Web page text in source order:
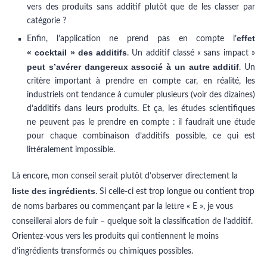
vers des produits sans additif plutôt que de les classer par
catégorie ?
Enfin, l’application ne prend pas en compte l’effet
« cocktail » des additifs. Un additif classé « sans impact »
peut s’avérer dangereux associé à un autre additif. Un
critère important à prendre en compte car, en réalité, les
industriels ont tendance à cumuler plusieurs (voir des dizaines)
d’additifs dans leurs produits. Et ça, les études scientifiques
ne peuvent pas le prendre en compte : il faudrait une étude
pour chaque combinaison d’additifs possible, ce qui est
littéralement impossible.
Là encore, mon conseil serait plutôt d’observer directement la
liste des ingrédients. Si celle-ci est trop longue ou contient trop
de noms barbares ou commençant par la lettre « E », je vous
conseillerai alors de fuir – quelque soit la classification de l’additif.
Orientez-vous vers les produits qui contiennent le moins
d’ingrédients transformés ou chimiques possibles.